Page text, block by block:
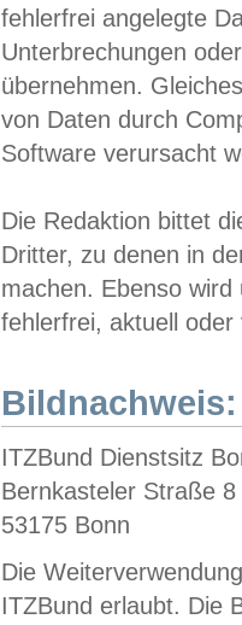
fehlerfrei angelegte
Unterbrechungen
übernehmen.
von Daten durch
Software verursacht
Die Redaktion bittet
Dritter, zu denen in
machen. Ebenso
fehlerfrei, aktuell oder
Bildnachweis:
ITZBund Dienstsitz
Bernkasteler Straße 8
53175 Bonn
Die
ITZBund erlaubt. Die